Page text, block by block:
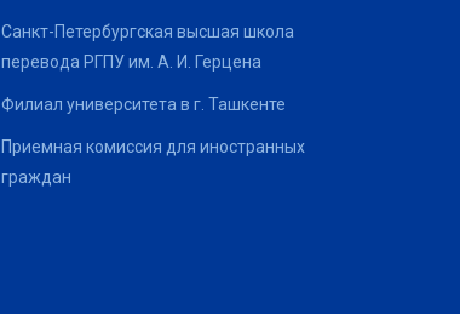
Санкт-Петербургская высшая школа
перевода РГПУ им. А. И. Герцена
Филиал университета в г. Ташкенте
Приемная комиссия для иностранных
граждан